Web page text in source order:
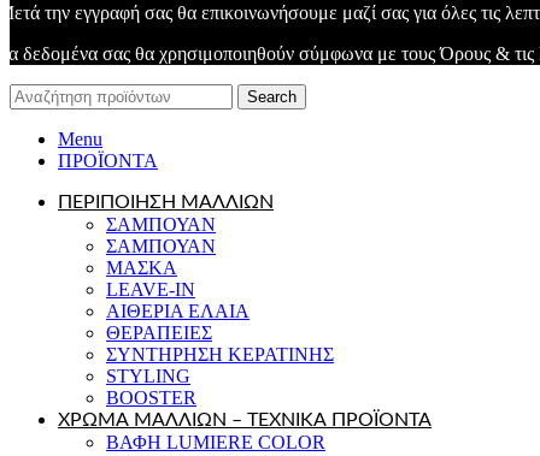
την εγγραφή σας θα επικοινωνήσουμε μαζί σας για όλες τις
δεδομένα σας θα χρησιμοποιηθούν σύμφωνα με τουςΌρους & τις
Search
Menu
ΠΡΟΪΟΝΤΑ
ΠΕΡΙΠΟΙΗΣΗ ΜΑΛΛΙΩΝ
ΣΑΜΠΟΥΑΝ
ΣΑΜΠΟΥΑΝ
ΜΑΣΚΑ
LEAVE-IN
ΑΙΘΕΡΙΑ ΕΛΑΙΑ
ΘΕΡΑΠΕΙΕΣ
ΣΥΝΤΗΡΗΣΗ ΚΕΡΑΤΙΝΗΣ
STYLING
BOOSTER
ΧΡΩΜΑ ΜΑΛΛΙΩΝ – ΤΕΧΝΙΚΑ ΠΡΟΪΟΝΤΑ
ΒΑΦΗ LUMIERE COLOR